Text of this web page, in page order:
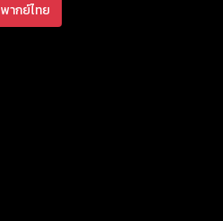
พากย์ไทย